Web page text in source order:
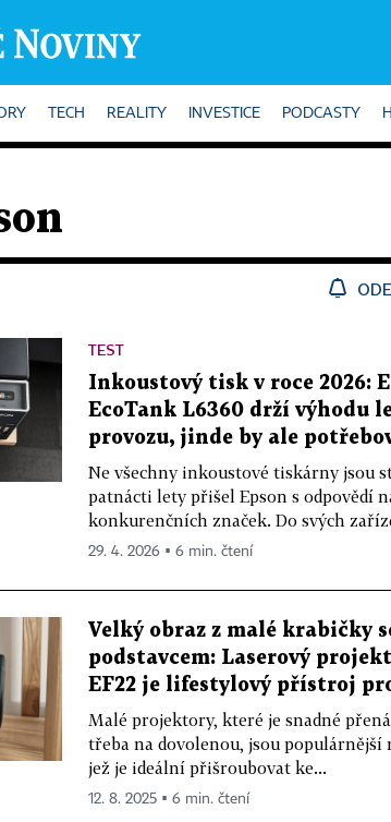
TECH REALITY INVESTICE PODCASTY
TEST
Inkoustový tisk v roce 2026:
EcoTank L6360 drží výhodu
provozu, jinde by ale
Ne všechny inkoustové tiskárny jsou
patnácti lety přišel Epson s odpovědí
konkurenčních značek. Do svých
29. 4. 2026 ▪ 6 min. čtení
Velký obraz z malé krabičky
podstavcem: Laserový
EF22 je lifestylový přístroj
Malé projektory, které je snadné
třeba na dovolenou, jsou populárnější
jež je ideální přišroubovat ke...
12. 8. 2025 ▪ 6 min. čtení